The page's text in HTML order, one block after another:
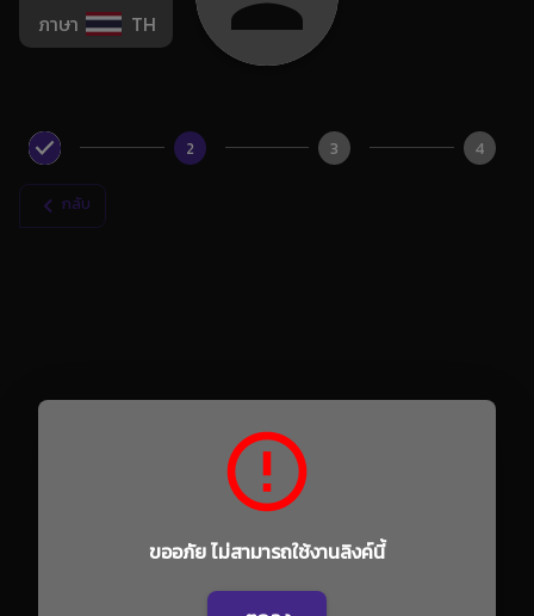
ภาษา TH
2 3 4
กลับ
ขออภัย ไม่สามารถใช้งานลิงค์นี้